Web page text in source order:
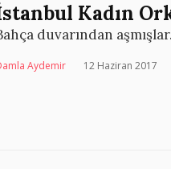
Kadın
duvarından aşmışlar.
Aydemir 12 Haziran 2017